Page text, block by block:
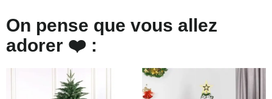
On pense que vous allez
adorer ❤️ :